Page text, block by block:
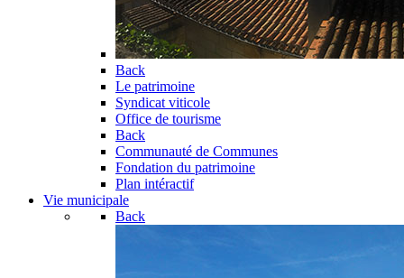
Back
Le patrimoine
Syndicat viticole
Office de tourisme
Back
Communauté de Communes
Fondation du patrimoine
Plan intéractif
Vie municipale
Back